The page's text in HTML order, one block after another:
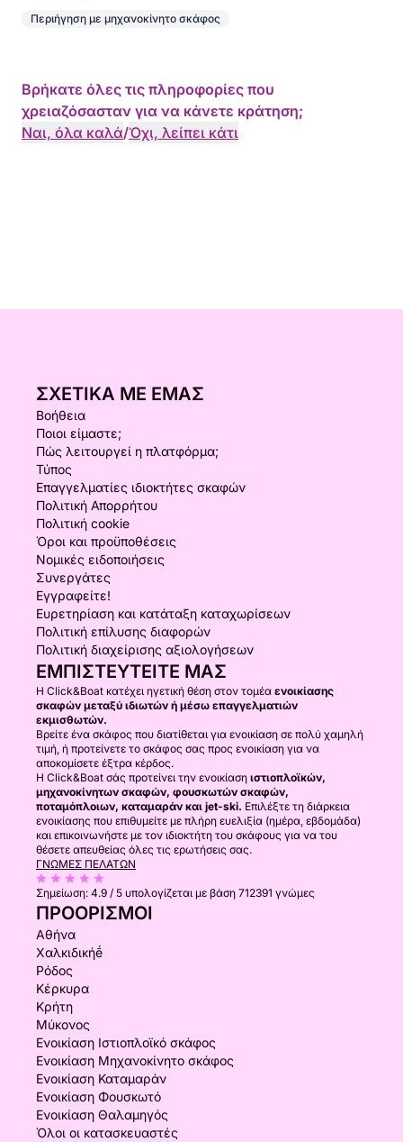
Περιήγηση με μηχανοκίνητο σκάφος
Βρήκατε όλες τις πληροφορίες που
χρειαζόσασταν για να κάνετε κράτηση;
Ναι, όλα καλά/Όχι, λείπει κάτι
ΣΧΕΤΙΚΆ ΜΕ ΕΜΆΣ
Βοήθεια
Ποιοι είμαστε;
Πώς λειτουργεί η πλατφόρμα;
Τύπος
Επαγγελματίες ιδιοκτήτες σκαφών
Πολιτική Απορρήτου
Πολιτική cookie
Όροι και προϋποθέσεις
Νομικές ειδοποιήσεις
Συνεργάτες
Εγγραφείτε!
Ευρετηρίαση και κατάταξη καταχωρίσεων
Πολιτική επίλυσης διαφορών
Πολιτική διαχείρισης αξιολογήσεων
ΕΜΠΙΣΤΕΥΤΕΊΤΕ ΜΑΣ
Η Click&Boat κατέχει ηγετική θέση στον τομέα ενοικίασης
σκαφών μεταξύ ιδιωτών ή μέσω επαγγελματιών
εκμισθωτών.
Βρείτε ένα σκάφος που διατίθεται για ενοικίαση σε πολύ χαμηλή
τιμή, ή προτείνετε το σκάφος σας προς ενοικίαση για να
αποκομίσετε έξτρα κέρδος.
Η Click&Boat σάς προτείνει την ενοικίαση ιστιοπλοϊκών,
μηχανοκίνητων σκαφών, φουσκωτών σκαφών,
ποταμόπλοιων, καταμαράν και jet-ski. Επιλέξτε τη διάρκεια
ενοικίασης που επιθυμείτε με πλήρη ευελιξία (ημέρα, εβδομάδα)
και επικοινωνήστε με τον ιδιοκτήτη του σκάφους για να του
θέσετε απευθείας όλες τις ερωτήσεις σας.
ΓΝΏΜΕΣ ΠΕΛΑΤΏΝ
Σημείωση: 4.9 / 5 υπολογίζεται με βάση 712391 γνώμες
ΠΡΟΟΡΙΣΜΟΊ
Αθήνα
Χαλκιδικήḗ
Ρόδος
Κέρκυρα
Κρήτη
Μύκονος
Ενοικίαση Ιστιοπλοϊκό σκάφος
Ενοικίαση Μηχανοκίνητο σκάφος
Ενοικίαση Καταμαράν
Ενοικίαση Φουσκωτό
Ενοικίαση Θαλαμηγός
Όλοι οι κατασκευαστές